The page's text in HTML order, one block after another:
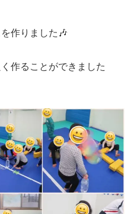
作りました🎶
作ることができました